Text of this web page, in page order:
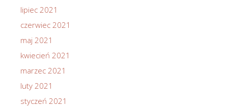
lipiec 2021
czerwiec 2021
maj 2021
kwiecień 2021
marzec 2021
luty 2021
styczeń 2021